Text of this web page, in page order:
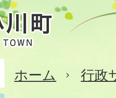
ホーム
行政